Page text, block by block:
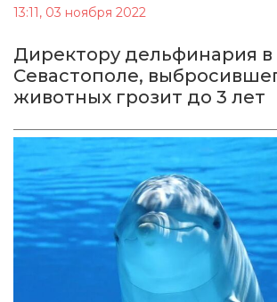
13:11, 03 ноября 2022
Директору дельфинария в
Севастополе,
животных грозит до 3 лет